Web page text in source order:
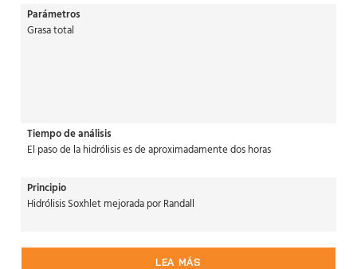
Parámetros
Grasa total
Tiempo de análisis
El paso de la hidrólisis es de aproximadamente dos horas
Principio
Hidrólisis Soxhlet mejorada por Randall
LEA MÁS